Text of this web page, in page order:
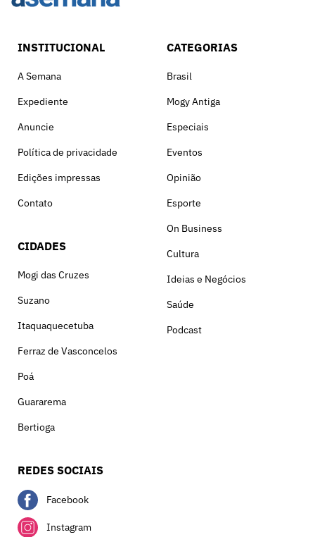
INSTITUCIONAL
A Semana
Expediente
Anuncie
Política de privacidade
Edições impressas
Contato
CIDADES
Mogi das Cruzes
Suzano
Itaquaquecetuba
Ferraz de Vasconcelos
Poá
Guararema
Bertioga
CATEGORIAS
Brasil
Mogy Antiga
Especiais
Eventos
Opinião
Esporte
On Business
Cultura
Ideias e Negócios
Saúde
Podcast
REDES SOCIAIS
Facebook
Instagram